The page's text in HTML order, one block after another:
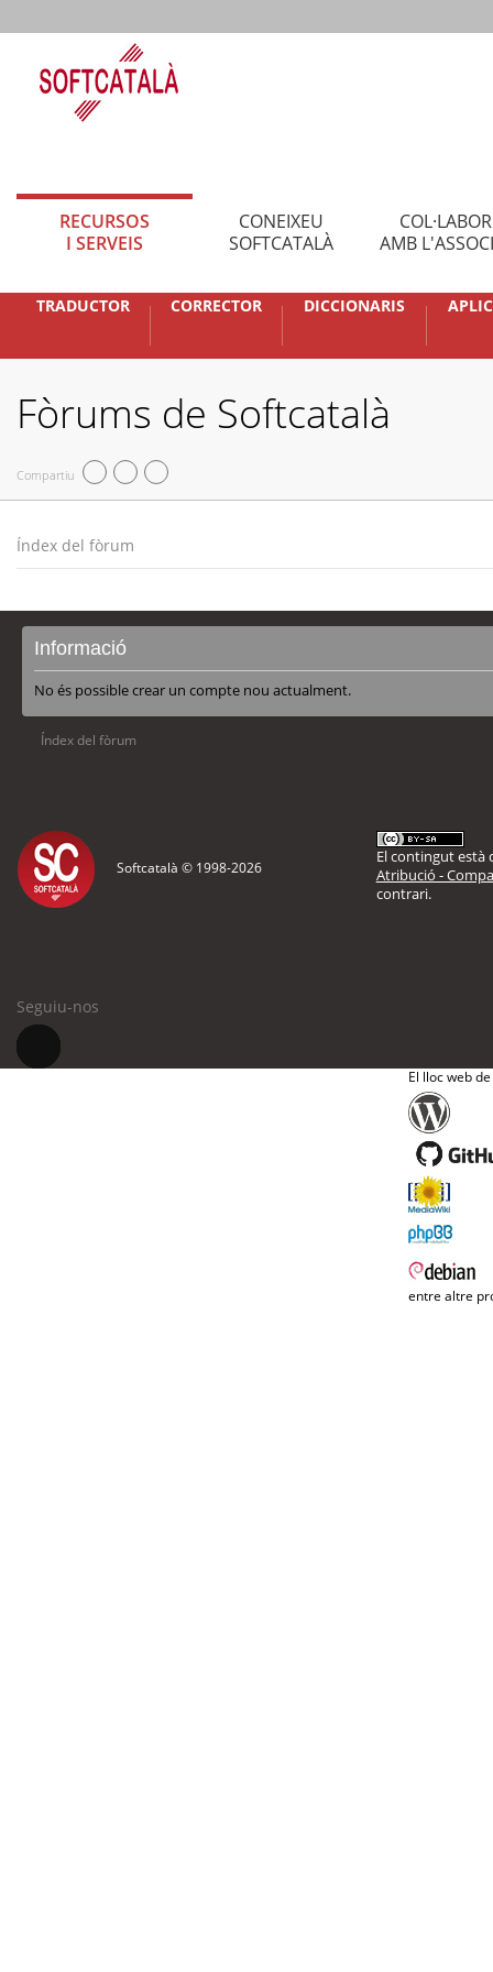
RECURSOS
I SERVEIS
CONEIXEU
SOFTCATALÀ
AMB
TRADUCTOR CORRECTOR DICCIONARIS
Fòrums de Softcatalà
Compartiu
Índex del fòrum
Informació
No és possible crear un compte nou actualment.
Índex del fòrum
Softcatalà © 1998-2026
El contingut està
Atribució -
contrari.
Seguiu-nos
El lloc web
entre altre